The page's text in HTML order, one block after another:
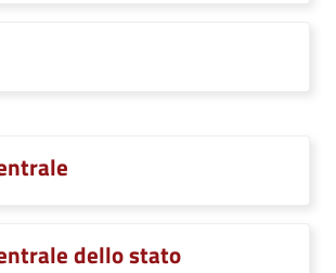
dello stato